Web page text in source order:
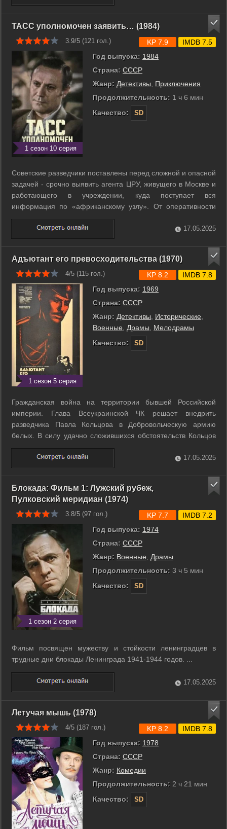
кого... ...
ТАСС уполномочен заявить… (1984)
3.9/5 (121 гол.)
1 сезон 10 серия
Год выпуска: 1984
Страна: СССР
Жанр: Детективы
Приключения
Продолжительность: 1 ч 6 мин
Качество:
SD
KP 7.9 IMDB 7.5
Советские разведчики поставлены перед сложной и опасной
задачей - срочно выявить агента ЦРУ, живущего в Москве и
работающего в учреждении, куда поступает вся
информация по «африканскому узлу». От оперативности
решения этой задачи зависят судьбы не только отдельных
людей, но и целого государства - африканской страны
Нагонии... ...
17.05.2025
Адъютант его превосходительства (1970)
4/5 (115 гол.)
1 сезон 5 серия
Год выпуска: 1969
Страна: СССР
Жанр: Детективы Исторические
Военные
Драмы
Мелодрамы
Качество:
SD
KP 8.2 IMDB 7.8
Гражданская война на территории бывшей Российской
империи. Глава Всеукраинской ЧК решает внедрить
разведчика Павла Кольцова в Добровольческую армию
белых. В силу удачно сложившихся обстоятельств Кольцов
становится адъютантом командующего армией генерала
Ковалевского и начинает свою деятельность. Однако глава
контрразведки полковник Щукин с ...
17.05.2025
Блокада: Фильм 1: Лужский рубеж,
Пулковский меридиан (1974)
3.8/5 (97 гол.)
1 сезон 2 серия
Год выпуска: 1974
Страна: СССР
Жанр: Военные, Драмы
Продолжительность: 3 ч 5 мин
Качество:
SD
KP 7.7 IMDB 7.2
Фильм посвящен мужеству и стойкости ленинградцев в
трудные дни блокады Ленинграда 1941-1944 годов. ...
17.05.2025
Летучая мышь (1978)
4/5 (187 гол.)
Год выпуска: 1978
Страна: СССР
Жанр: Комедии
Продолжительность: 2 ч 21 мин
Качество:
SD
KP 8.2 IMDB 7.8